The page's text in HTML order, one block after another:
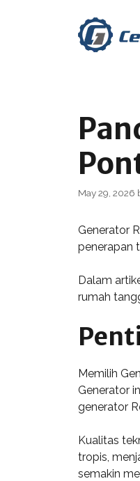
May 29, 2026
Generator
penerapan
Dalam
rumah
Memilih
Generator
generator
Kualitas
tropis,
semakin